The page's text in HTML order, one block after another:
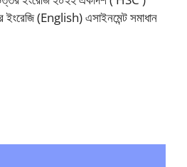
ইংরেজি (English) এসাইনমেন্ট সমাধান